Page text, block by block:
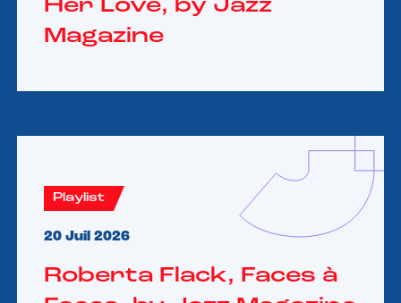
Her Love, by Jazz
Magazine
Playlist
20 Juil 2026
Roberta Flack, Faces à